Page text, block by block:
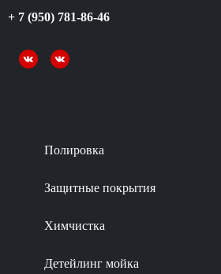
+ 7 (950) 781-86-46
Полировка
Защитные покрытия
Химчистка
Детейлинг мойка